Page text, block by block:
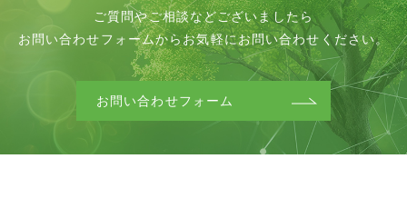
ご質問やご相談などございましたら
お問い合わせフォームからお気軽にお問い合わせください。
お問い合わせフォーム